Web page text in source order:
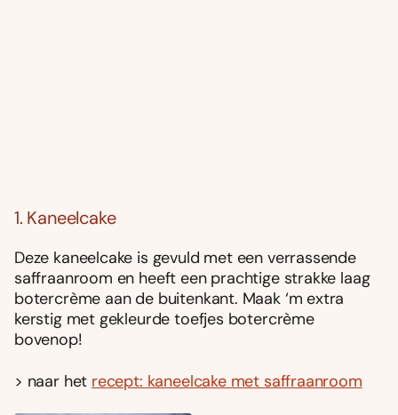
1. Kaneelcake
Deze kaneelcake is gevuld met een verrassende
saffraanroom en heeft een prachtige strakke laag
botercrème aan de buitenkant. Maak ‘m extra
kerstig met gekleurde toefjes botercrème
bovenop!
> naar het recept: kaneelcake met saffraanroom